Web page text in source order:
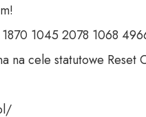
1045 2078 1068
na cele statutowe Reset